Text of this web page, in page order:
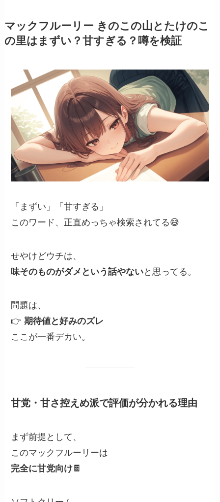
マックフルーリー きのこの山とたけのこ
の里はまずい？甘すぎる？噂を検証
「まずい」「甘すぎる」
このワード、正直めっちゃ検索されてる😅
せやけどウチは、
味そのものがダメという話やないと思ってる。
問題は、
👉期待値と好みのズレ
ここが一番デカい。
甘党・甘さ控えめ派で評価が分かれる理由
まず前提として、
このマックフルーリーは
完全に甘党向け 🍫